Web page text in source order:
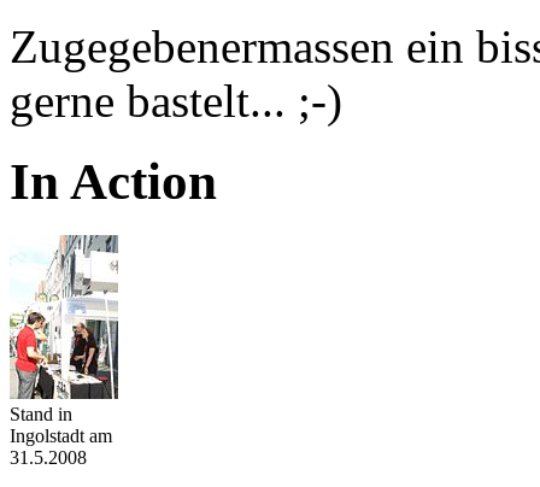
Zugegebenermassen ein
gerne bastelt... ;-)
In Action
Stand in
Ingolstadt am
31.5.2008